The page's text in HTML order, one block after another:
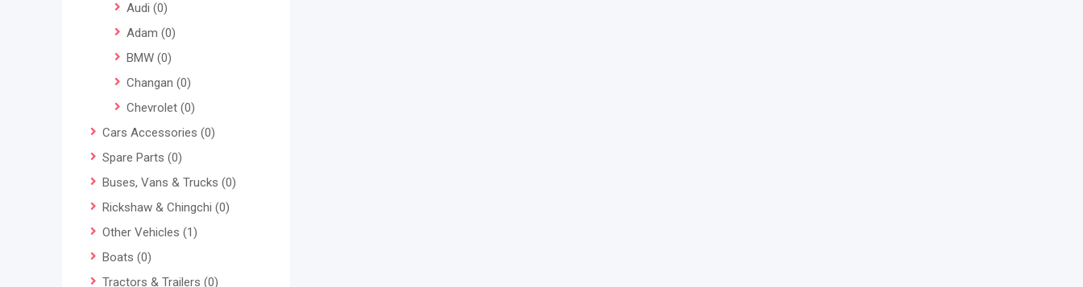
Audi (0)
Adam (0)
BMW (0)
Changan (0)
Chevrolet (0)
Cars Accessories (0)
Spare Parts (0)
Buses, Vans & Trucks (0)
Rickshaw & Chingchi (0)
Other Vehicles (1)
Boats (0)
Tractors & Trailers (0)